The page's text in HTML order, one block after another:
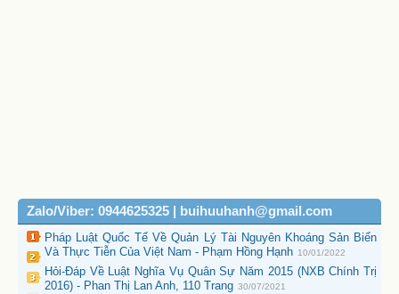
Zalo/Viber: 0944625325 | buihuuhanh@gmail.com
Pháp Luật Quốc Tế Về Quản Lý Tài Nguyên Khoáng Sản Biển
Và Thực Tiễn Của Việt Nam - Phạm Hồng Hạnh 10/01/2022
Hỏi-Đáp Về Luật Nghĩa Vụ Quân Sự Năm 2015 (NXB Chính Trị
2016) - Phan Thị Lan Anh, 110 Trang 30/07/2021